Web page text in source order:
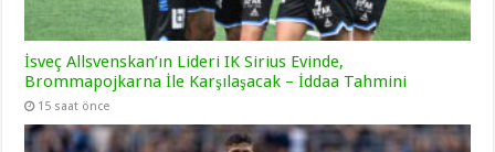
İsveç Allsvenskan’ın Lideri IK Sirius Evinde,
Brommapojkarna İle Karşılaşacak – İddaa Tahmini
15 saat önce